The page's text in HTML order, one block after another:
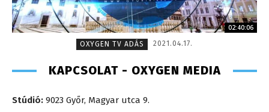
02:40:06
OXYGEN TV ADÁS
2021.04.17.
KAPCSOLAT - OXYGEN MEDIA
Stúdió: 9023 Győr, Magyar utca 9.